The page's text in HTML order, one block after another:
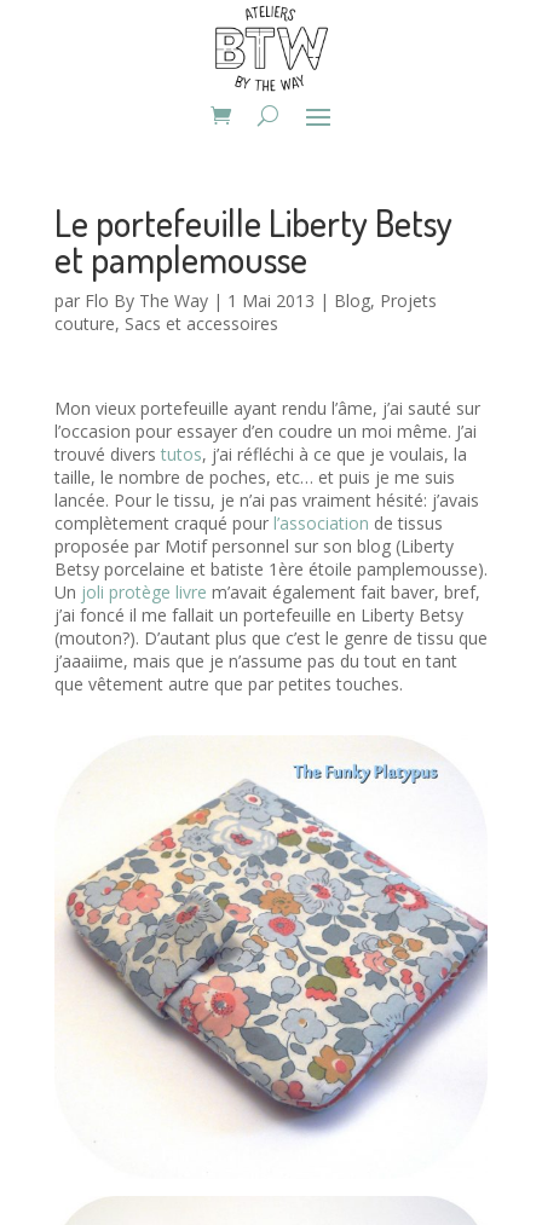
Le portefeuille Liberty Betsy
et pamplemousse
par Flo By The Way| 1 Mai 2013 | Blog, Projets
couture, Sacs et accessoires
Mon vieux portefeuille ayant rendu l’âme, j’ai sauté sur
l’occasion pour essayer d’en coudre un moi même. J’ai
trouvé divers tutos, j’ai réfléchi à ce que je voulais, la
taille, le nombre de poches, etc… et puis je me suis
lancée. Pour le tissu, je n’ai pas vraiment hésité: j’avais
complètement craqué pourl’association de tissus
proposée par Motif personnel sur son blog (Liberty
Betsy porcelaine et batiste 1ère étoile pamplemousse).
Un joli protège livre m’avait également fait baver, bref,
j’ai foncé il me fallait un portefeuille en Liberty Betsy
(mouton?). D’autant plus que c’est le genre de tissu que
j’aaaiime, mais que je n’assume pas du tout en tant
que vêtement autre que par petites touches.